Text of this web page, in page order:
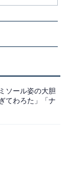
ソール姿の大胆
てわろた」「ナ